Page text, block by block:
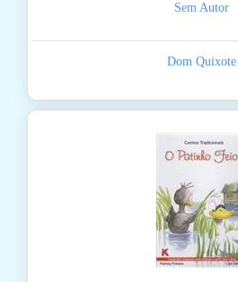
Sem Autor
Dom Quixote